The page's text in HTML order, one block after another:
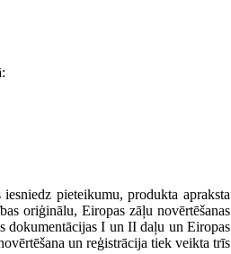
pieteikumu, produkta apraksta
oriģinālu, Eiropas zāļu novērtēšanas
dokumentācijas I un II daļu un Eiropas
un reģistrācija tiek veikta trīs